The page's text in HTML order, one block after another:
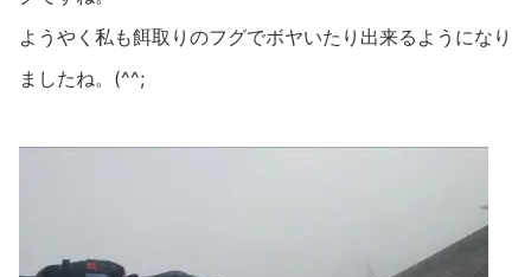
ようやく私も餌取りのフグでボヤいたり出来るようになり
ましたね。(^^;